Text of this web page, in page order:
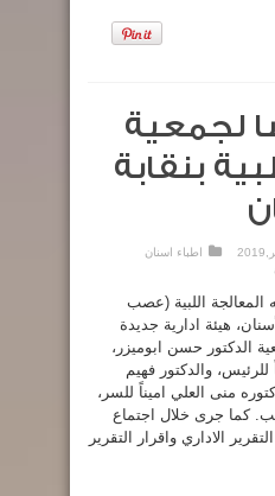
لجمعية
بنقابة
اطباء اسنان
المعالجة اللبية (عصب
هيئة ادارية جديدة
الدكتور حسن ابوميزر،
للرئيس، والدكتور فهيم
منى العلي اميناً للسر،
كما جرى خلال اجتماع
الاداري واقرار التقرير